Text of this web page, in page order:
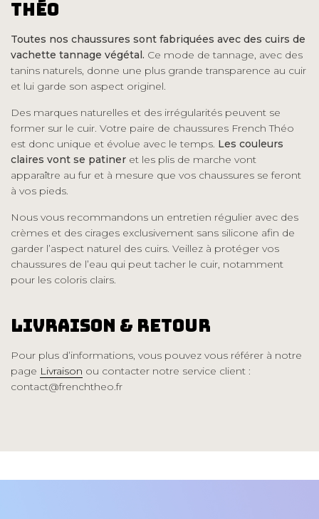
Théo
Toutes nos chaussures sont fabriquées avec des cuirs de
vachette tannage végétal. Ce mode de tannage, avec des
tanins naturels, donne une plus grande transparence au cuir
et lui garde son aspect originel.
Des marques naturelles et des irrégularités peuvent se
former sur le cuir. Votre paire de chaussures French Théo
est donc unique et évolue avec le temps. Les couleurs
claires vont se patiner et les plis de marche vont
apparaître au fur et à mesure que vos chaussures se feront
à vos pieds.
Nous vous recommandons un entretien régulier avec des
crèmes et des cirages exclusivement sans silicone afin de
garder l’aspect naturel des cuirs. Veillez à protéger vos
chaussures de l’eau qui peut tacher le cuir, notamment
pour les coloris clairs.
Livraison & Retour
Pour plus d’informations, vous pouvez vous référer à notre
page Livraison ou contacter notre service client :
contact@frenchtheo.fr